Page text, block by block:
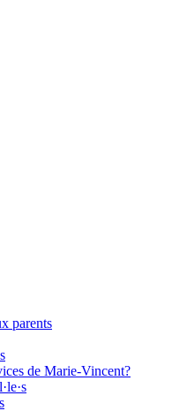
parents
de Marie-Vincent?